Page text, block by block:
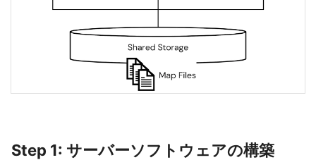
Step 1: サーバーソフトウェアの構築